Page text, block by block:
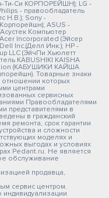
Ти-Си КОРПОРЕЙШН); LG -
- правообладатель
Н.В.); Sony -
ASUS -
Компьютер
Incorporated (Эйсер
Inc.(Делл Инк.); HP -
LLC (ЭйчПи Хьюлетт
KABUSHIKI KAISHA
(КАБУШИКИ КАЙША
Товарные знаки
отношении которых
центрами
сервисных
Правообладателями
представителями в
в гражданский
ремонта, срок гарантии
и сложности
моделях и
выгодах и условиях
Pedant.ru. Не является
обслуживание
продавца,
сервис центром.